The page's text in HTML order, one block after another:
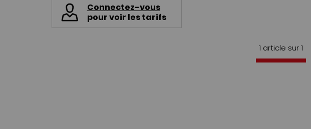
Connectez-vous
pour voir les tarifs
1 article sur 1